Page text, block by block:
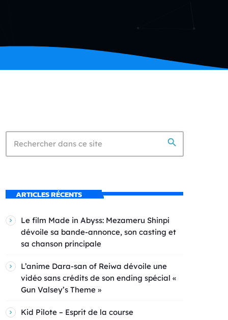
search
ARTICLES RÉCENTS
Le film Made in Abyss: Mezameru Shinpi
dévoile sa bande-annonce, son casting et
sa chanson principale
L’anime Dara-san of Reiwa dévoile une
vidéo sans crédits de son ending spécial «
Gun Valsey’s Theme »
Kid Pilote – Esprit de la course